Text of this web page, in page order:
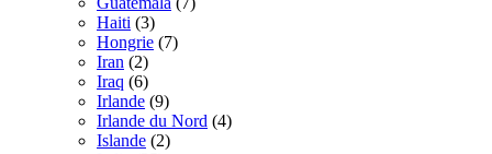
Haiti (3)
Hongrie (7)
Iran (2)
Iraq (6)
Irlande (9)
Irlande du Nord (4)
Islande (2)